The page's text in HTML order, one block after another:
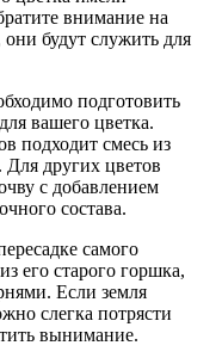
внимание на
будут служить для
подготовить
вашего цветка.
подходит смесь из
других цветов
с добавлением
состава.
самого
его старого горшка,
Если земля
слегка потрясти
вынимание.